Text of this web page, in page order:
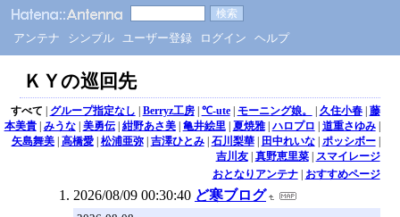
アンテナ シンプル ユーザー登録 ログイン ヘルプ
ＫＹの巡回先
すべて | グループ指定なし | Berryz工房| ℃-ute| モーニング娘。 | 久住小春| 藤
本美貴| みうな| 美勇伝| 紺野あさ美| 亀井絵里| 夏焼雅|ハロプロ | 道重さゆみ|
矢島舞美| 高橋愛| 松浦亜弥| 吉澤ひとみ| 石川梨華| 田中れいな| ポッシボー|
吉川友| 真野恵里菜| スマイレージ
おとなりアンテナ| おすすめページ
2026/08/09 00:30:40 ど寒ブログ